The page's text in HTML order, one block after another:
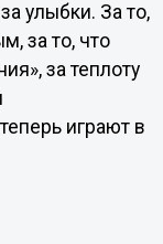
улыбки. За то,
за то, что
за теплоту
играют в